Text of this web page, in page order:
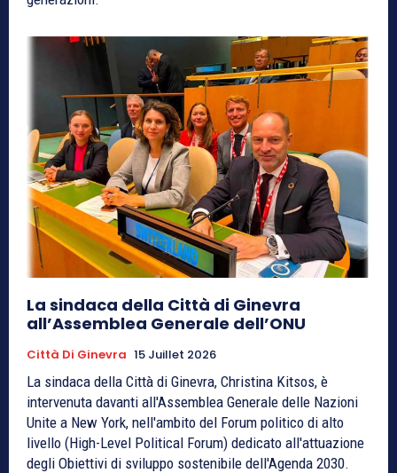
La sindaca della Città di Ginevra
all’Assemblea Generale dell’ONU
Città Di Ginevra 15 Juillet 2026
La sindaca della Città di Ginevra, Christina Kitsos, è
intervenuta davanti all'Assemblea Generale delle Nazioni
Unite a New York, nell'ambito del Forum politico di alto
livello (High-Level Political Forum) dedicato all'attuazione
degli Obiettivi di sviluppo sostenibile dell'Agenda 2030.